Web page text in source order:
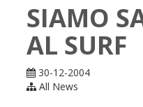
SIAMO
AL SURF
30-12-2004
All News